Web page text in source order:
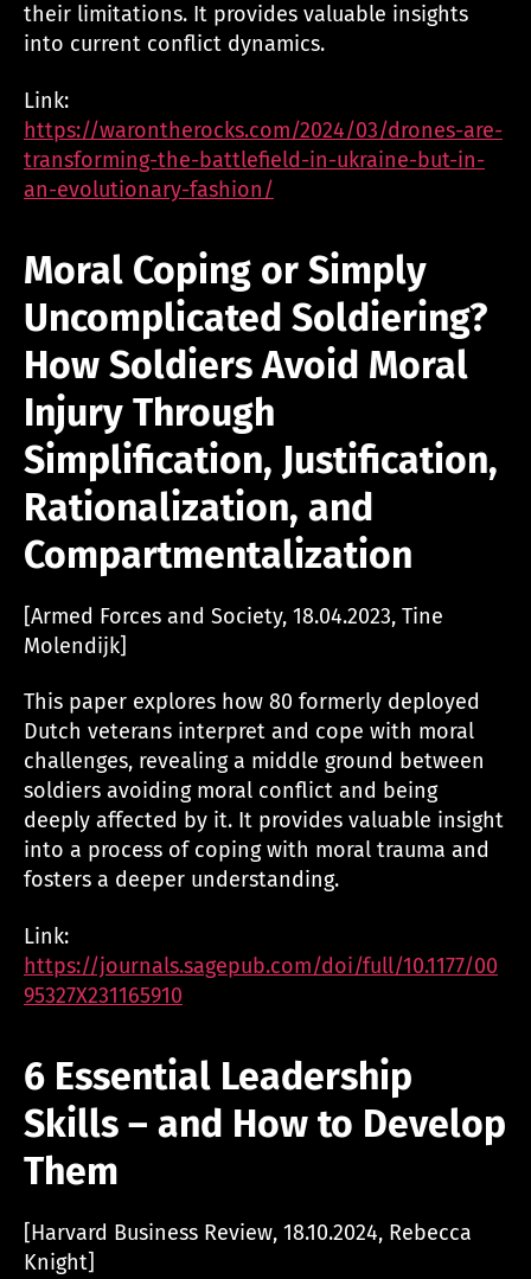
their limitations. It provides valuable insights
into current conflict dynamics.
Link:
https://warontherocks.com/2024/03/drones-are-
transforming-the-battlefield-in-ukraine-but-in-
an-evolutionary-fashion/
Moral Coping or Simply
Uncomplicated Soldiering?
How Soldiers Avoid Moral
Injury Through
Simplification, Justification,
Rationalization, and
Compartmentalization
[Armed Forces and Society, 18.04.2023, Tine
Molendijk]
This paper explores how 80 formerly deployed
Dutch veterans interpret and cope with moral
challenges, revealing a middle ground between
soldiers avoiding moral conflict and being
deeply affected by it. It provides valuable insight
into a process of coping with moral trauma and
fosters a deeper understanding.
Link:
https://journals.sagepub.com/doi/full/10.1177/00
95327X231165910
6 Essential Leadership
Skills – and How to Develop
Them
[Harvard Business Review, 18.10.2024, Rebecca
Knight]